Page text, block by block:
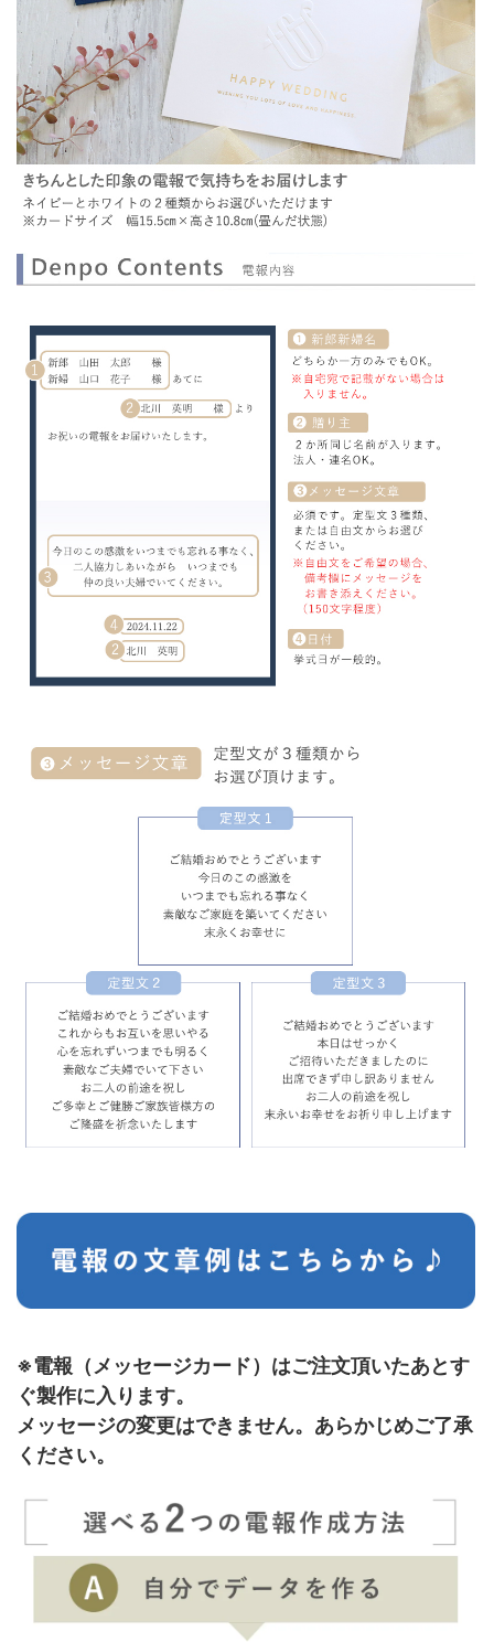
※電報（メッセージカード）はご注文頂いたあとす
ぐ製作に入ります。
メッセージの変更はできません。あらかじめご了承
ください。